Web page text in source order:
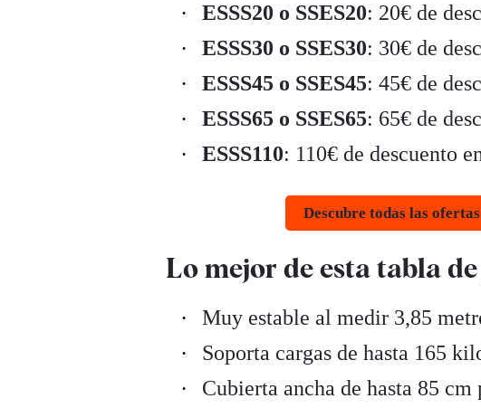
ESSS20 o SSES20: 20€ de
ESSS30 o SSES30: 30€ de
ESSS45 o SSES45: 45€ de
ESSS65 o SSES65: 65€ de
ESSS110: 110€ de descuento
Descubre todas las
Lo mejor de esta tabla
Muy estable al medir 3,85
Soporta cargas de hasta 165
Cubierta ancha de hasta 85